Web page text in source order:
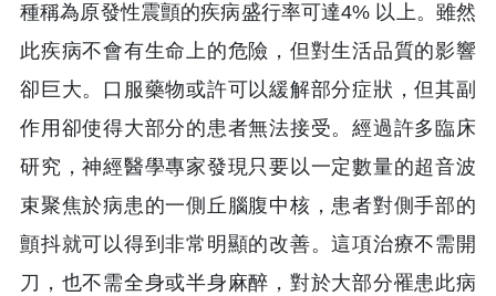
種稱為原發性震顫的疾病盛行率可達4% 以上。雖然
此疾病不會有生命上的危險，但對生活品質的影響
卻巨大。口服藥物或許可以緩解部分症狀，但其副
作用卻使得大部分的患者無法接受。經過許多臨床
研究，神經醫學專家發現只要以一定數量的超音波
束聚焦於病患的一側丘腦腹中核，患者對側手部的
顫抖就可以得到非常明顯的改善。這項治療不需開
刀，也不需全身或半身麻醉，對於大部分罹患此病